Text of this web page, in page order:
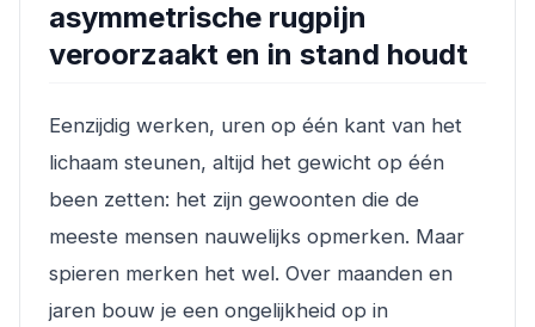
asymmetrische rugpijn
veroorzaakt en in stand houdt
Eenzijdig werken, uren op één kant van het
lichaam steunen, altijd het gewicht op één
been zetten: het zijn gewoonten die de
meeste mensen nauwelijks opmerken. Maar
spieren merken het wel. Over maanden en
jaren bouw je een ongelijkheid op in